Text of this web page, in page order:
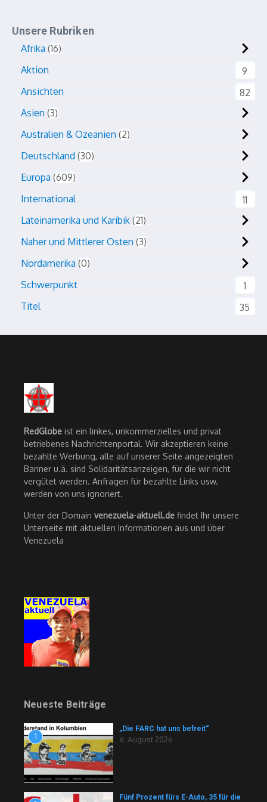
Unsere Rubriken
Afrika 16
Aktion
9
Ansichten
82
Asien 3
Australien & Ozeanien 2
Deutschland 30
Europa 609
International
11
Lateinamerika und Karibik 21
Naher und Mittlerer Osten 3
Nordamerika 0
Schwerpunkt
1
Titel
35
RedGlobe ist ein linkes, unkommerzielles und privat
betriebenes Nachrichtenportal. Wir akzeptieren keine
bezahlte Werbung, alle auf unserer Seite angezeigten
Banner u.ä. sind Solidaritätsanzeigen, für die wir nicht
vergütet werden. Anfragen für bezahlte Links usw.
werden von uns ignoriert.
Unter der Domain venezuela-aktuell.de findet Ihr unsere
Unterseite mit aktuellen Informationen aus und über
Venezuela
Neueste Beiträge
1
„Die FARC hat uns befreit“
6. August 2026
Fünf Prozent fürs E-Auto, 35 für die